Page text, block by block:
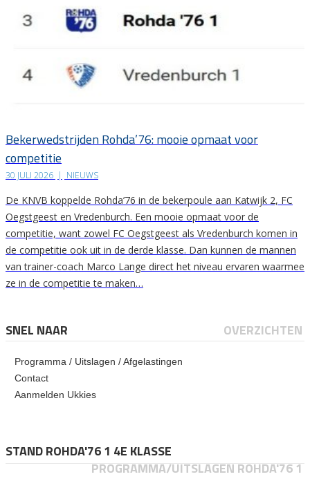
Bekerwedstrijden Rohda’76: mooie opmaat voor
competitie
30 JULI 2026 | NIEUWS
De KNVB koppelde Rohda’76 in de bekerpoule aan Katwijk 2, FC
Oegstgeest en Vredenburch. Een mooie opmaat voor de
competitie, want zowel FC Oegstgeest als Vredenburch komen in
de competitie ook uit in de derde klasse. Dan kunnen de mannen
van trainer-coach Marco Lange direct het niveau ervaren waarmee
ze in de competitie te maken…
SNEL NAAR OVERZICHTEN
Programma / Uitslagen / Afgelastingen
Contact
Aanmelden Ukkies
STAND ROHDA'76 1 4E KLASSE
PROGRAMMA/UITSLAGEN ROHDA'76 1